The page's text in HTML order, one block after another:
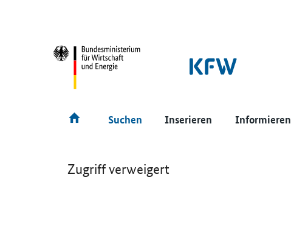
Suchen Inserieren Informieren
Zugriff verweigert